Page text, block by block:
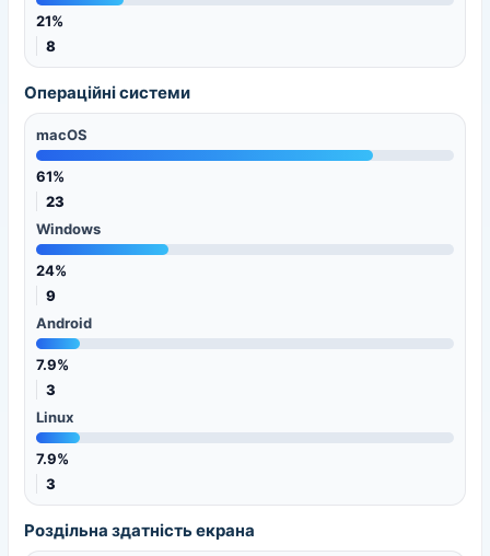
21%
8
Операційні системи
macOS
61%
23
Windows
24%
9
Android
7.9%
3
Linux
7.9%
3
Роздільна здатність екрана